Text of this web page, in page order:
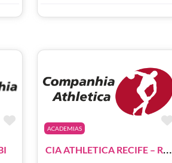
Marcar como Favorito
ACADEMIAS
C
IA ATHLETICA RECIFE – RIOMAR SHOPPING